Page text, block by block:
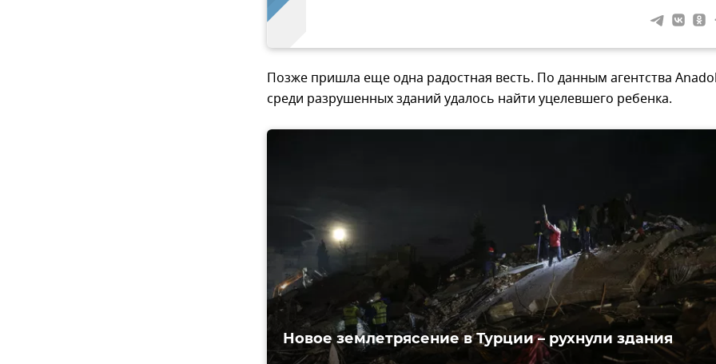
Позже пришла еще одна радостная весть. По данным агентства
среди разрушенных зданий удалось найти уцелевшего ребенка.
Новое землетрясение в Турции – рухнули здания